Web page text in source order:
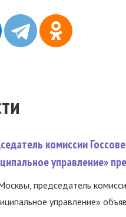
комиссии
управление»
председатель
управление»